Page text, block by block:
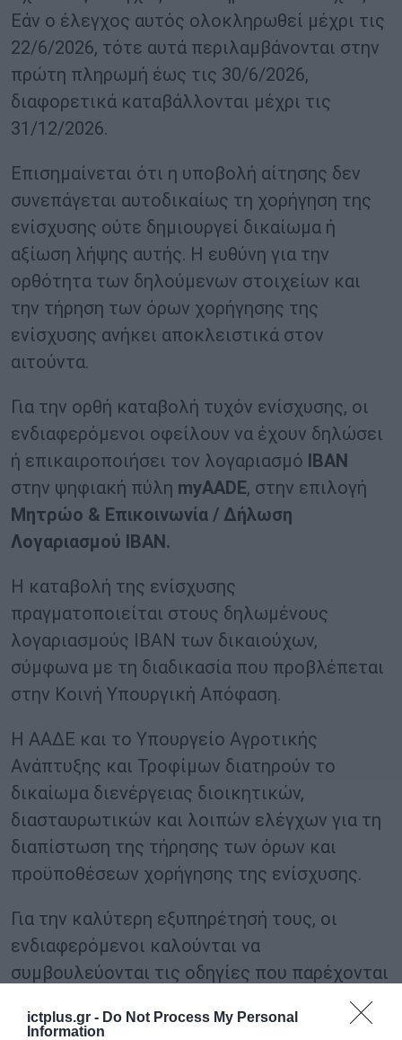
ictplus.gr - Do Not Process My Personal
Information
Εάν ο έλεγχος αυτός ολοκληρωθεί μέχρι τις
22/6/2026, τότε αυτά περιλαμβάνονται στην
πρώτη πληρωμή έως τις 30/6/2026,
διαφορετικά καταβάλλονται μέχρι τις
31/12/2026.
Επισημαίνεται ότι η υποβολή αίτησης δεν
συνεπάγεται αυτοδικαίως τη χορήγηση της
ενίσχυσης ούτε δημιουργεί δικαίωμα ή
αξίωση λήψης αυτής. Η ευθύνη για την
ορθότητα των δηλούμενων στοιχείων και
την τήρηση των όρων χορήγησης της
ενίσχυσης ανήκει αποκλειστικά στον
αιτούντα.
Για την ορθή καταβολή τυχόν ενίσχυσης, οι
ενδιαφερόμενοι οφείλουν να έχουν δηλώσει
ή επικαιροποιήσει τον λογαριασμό
ΙΒΑΝ
στην ψηφιακή πύλη myAADE, στην επιλογή
Μητρώο & Επικοινωνία / Δήλωση
Λογαριασμού ΙΒΑΝ.
Η καταβολή της ενίσχυσης
πραγματοποιείται στους δηλωμένους
λογαριασμούς ΙΒΑΝ των δικαιούχων,
σύμφωνα με τη διαδικασία που προβλέπεται
στην Κοινή Υπουργική Απόφαση.
Η ΑΑΔΕ και το Υπουργείο Αγροτικής
Ανάπτυξης και Τροφίμων διατηρούν το
δικαίωμα διενέργειας διοικητικών,
διασταυρωτικών και λοιπών ελέγχων για τη
διαπίστωση της τήρησης των όρων και
προϋποθέσεων χορήγησης της ενίσχυσης.
Για την καλύτερη εξυπηρέτησή τους, οι
ενδιαφερόμενοι καλούνται να
συμβουλεύονται τις οδηγίες που παρέχονται
μέσω της πλατφόρμας και των διαθέσιμων
καναλιών επικοινωνίας της ΑΑΔΕ.